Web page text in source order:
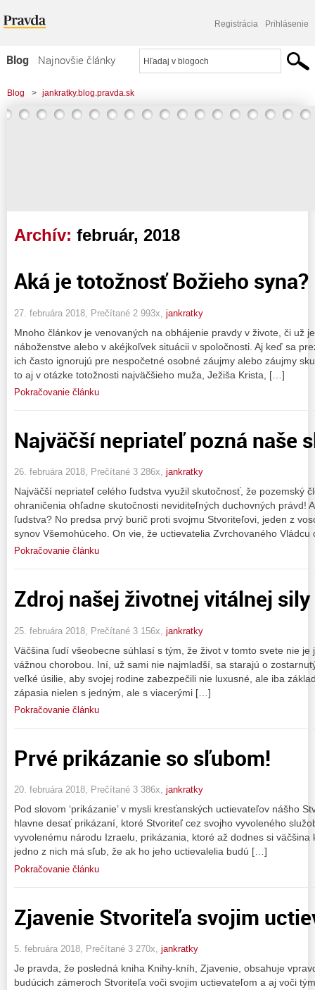
Registrácia Prihlásenie
Blog
Najnovšie články
Najčítanejšie články
Najkomentovanejšie články
Blog > jankratky.blog.pravda.sk
Archív: február, 2018
Aká je totožnosť Božieho syna?
27. februára 2018, Prečítané 2 993x, jankratky
Mnoho článkov je venovaných na obhájenie pravdy v živote, či už
náboženstve alebo v akéjkoľvek situácii v spoločnosti. Aj keď sa
ich často ignorujú pre nespočetné osobné záujmy alebo záujmy
to aj v otázke totožnosti najväčšieho muža, Ježiša Krista, […]
Pokračovanie článku
Najväčší nepriateľ pozná naše
26. februára 2018, Prečítané 3 286x, jankratky
Najväčší nepriateľ celého ľudstva využil skutočnosť, že pozemský
ohraničenia ohľadne skutočnosti neviditeľných duchovných právd!
ľudstva? No predsa prvý burič proti svojmu Stvoriteľovi, jeden z
synov Všemohúceho. On vie, že uctievatelia Zvrchovaného
Pokračovanie článku
Zdroj našej životnej vitálnej sily
25. februára 2018, Prečítané 3 156x, jankratky
Väčšina ľudí všeobecne súhlasí s tým, že život v tomto svete nie
vážnou chorobou. Iní, už sami nie najmladší, sa starajú o
veľké úsilie, aby svojej rodine zabezpečili nie luxusné, ale iba
zápasia nielen s jedným, ale s viacerými […]
Pokračovanie článku
Prvé prikázanie so sľubom!
20. februára 2018, Prečítané 3 386x, jankratky
Pod slovom ‘prikázanie’ v mysli kresťanských uctievateľov nášho
hlavne desať prikázaní, ktoré Stvoriteľ cez svojho vyvoleného
vyvolenému národu Izraelu, prikázania, ktoré až dodnes si
jedno z nich má sľub, že ak ho jeho uctievalelia budú […]
Pokračovanie článku
Zjavenie Stvoriteľa svojim
5. februára 2018, Prečítané 3 270x, jankratky
Je pravda, že posledná kniha Knihy-kníh, Zjavenie, obsahuje
budúcich zámeroch Stvoriteľa voči svojim uctievateľom a aj voči